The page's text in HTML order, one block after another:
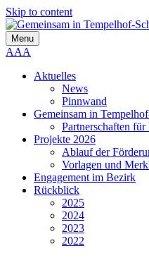
Skip to content
Menu
AAA
Aktuelles
News
Pinnwand
Gemeinsam in
Partnerschaften
Projekte 2026
Ablauf der
Vorlagen und
Engagement im Bezirk
Rückblick
2025
2024
2023
2022